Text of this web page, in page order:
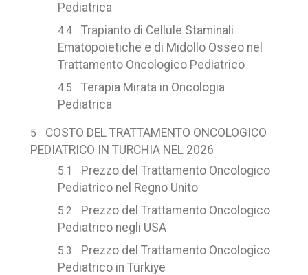
Pediatrica
Trapianto di Cellule Staminali
Ematopoietiche e di Midollo Osseo nel
Trattamento Oncologico Pediatrico
Terapia Mirata in Oncologia
Pediatrica
COSTO DEL TRATTAMENTO ONCOLOGICO
PEDIATRICO IN TURCHIA NEL 2026
Prezzo del Trattamento Oncologico
Pediatrico nel Regno Unito
Prezzo del Trattamento Oncologico
Pediatrico negli USA
Prezzo del Trattamento Oncologico
Pediatrico in Türkiye